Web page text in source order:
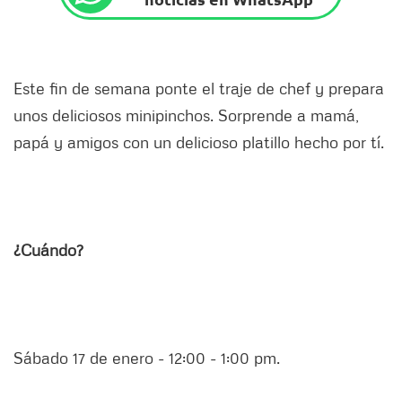
Este fin de semana ponte el traje de chef y prepara
unos deliciosos minipinchos. Sorprende a mamá,
papá y amigos con un delicioso platillo hecho por tí.
¿Cuándo?
Sábado 17 de enero - 12:00 - 1:00 pm.